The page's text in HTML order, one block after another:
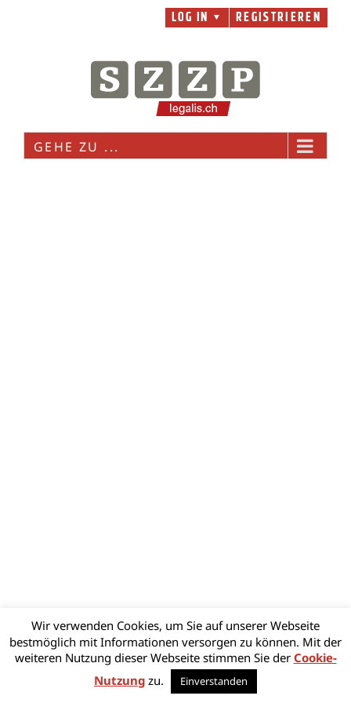
LOG IN ▼ REGISTRIEREN
GEHE ZU ...
Wir verwenden Cookies, um Sie auf unserer Webseite
bestmöglich mit Informationen versorgen zu können. Mit der
weiteren Nutzung dieser Webseite stimmen Sie der Cookie-
Nutzung zu. Einverstanden